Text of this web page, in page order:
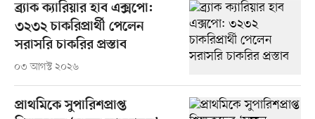
ব্র্যাক ক্যারিয়ার হাব এক্সপো:
৩২৩২ চাকরিপ্রার্থী পেলেন
সরাসরি চাকরির প্রস্তাব
০৩ আগস্ট ২০২৬
প্রাথমিকে সুপারিশপ্রাপ্ত